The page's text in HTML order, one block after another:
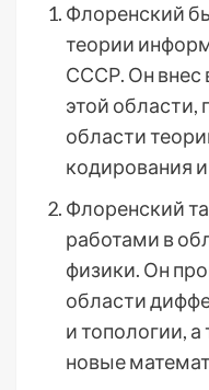
Флоренский
теории
СССР. Он внес
этой области,
области
кодирования
Флоренский
работами в
физики. Он
области
и топологии,
новые